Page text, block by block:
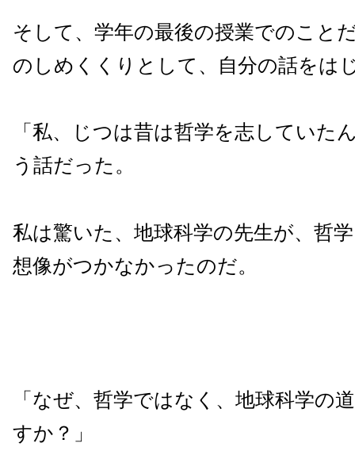
そして、学年の最後の授業でのこと
のしめくくりとして、自分の話をは
「私、じつは昔は哲学を志していた
う話だった。
私は驚いた、地球科学の先生が、哲
想像がつかなかったのだ。
「なぜ、哲学ではなく、地球科学の
すか？」